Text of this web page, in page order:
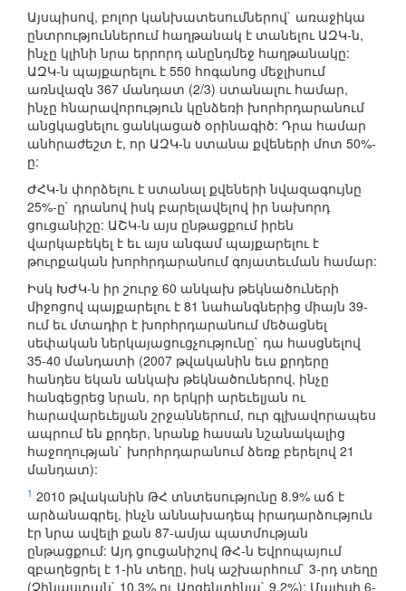
Այսպիսով, բոլոր կանխատեսումներով` առաջիկա
ընտրություններում հաղթանակ է տանելու ԱԶԿ-ն,
ինչը կլինի նրա երրորդ անընդմեջ հաղթանակը:
ԱԶԿ-ն պայքարելու է 550 հոգանոց մեջլիսում
առնվազն 367 մանդատ (2/3) ստանալու համար,
ինչը հնարավորություն կընձեռի խորհրդարանում
անցկացնելու ցանկացած օրինագիծ: Դրա համար
անհրաժեշտ է, որ ԱԶԿ-ն ստանա քվեների մոտ 50%-
ը:
ԺՀԿ-ն փորձելու է ստանալ քվեների նվազագույնը
25%-ը` դրանով իսկ բարելավելով իր նախորդ
ցուցանիշը: ԱՇԿ-ն այս ընթացքում իրեն
վարկաբեկել է եւ այս անգամ պայքարելու է
թուրքական խորհրդարանում գոյատեւման համար:
Իսկ ԽԺԿ-ն իր շուրջ 60 անկախ թեկնածուների
միջոցով պայքարելու է 81 նահանգներից միայն 39-
ում եւ մտադիր է խորհրդարանում մեծացնել
սեփական ներկայացուցչությունը` դա հասցնելով
35-40 մանդատի (2007 թվականին եւս քրդերը
հանդես եկան անկախ թեկնածուներով, ինչը
հանգեցրեց նրան, որ երկրի արեւելյան ու
հարավարեւելյան շրջաններում, ուր գլխավորապես
ապրում են քրդեր, նրանք հասան նշանակալից
հաջողության` խորհրդարանում ձեռք բերելով 21
մանդատ):
1 2010 թվականին ԹՀ տնտեսությունը 8.9% աճ է
արձանագրել, ինչն աննախադեպ իրադարձություն
էր նրա ավելի քան 87-ամյա պատմության
ընթացքում: Այդ ցուցանիշով ԹՀ-ն Եվրոպայում
զբաղեցրել է 1-ին տեղը, իսկ աշխարհում` 3-րդ տեղը
(Չինաստան` 10.3% ու Արգենտինա` 9.2%): Մայիսի 6-